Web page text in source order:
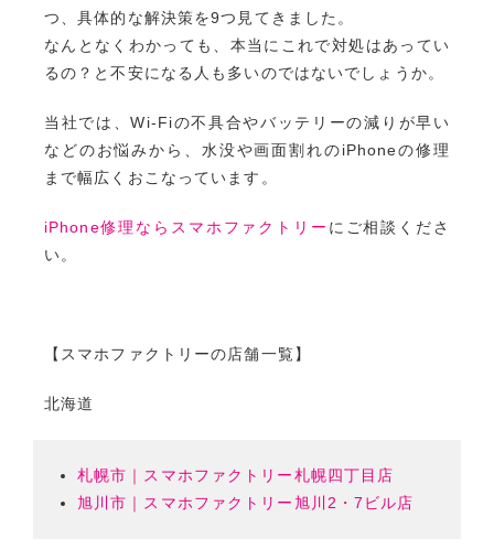
つ、具体的な解決策を9つ見てきました。
なんとなくわかっても、本当にこれで対処はあってい
るの？と不安になる人も多いのではないでしょうか。
当社では、Wi-Fiの不具合やバッテリーの減りが早い
などのお悩みから、水没や画面割れのiPhoneの修理
まで幅広くおこなっています。
iPhone修理ならスマホファクトリー にご相談くださ
い。
【スマホファクトリーの店舗一覧】
北海道
札幌市｜スマホファクトリー札幌四丁目店
旭川市｜スマホファクトリー旭川2・7ビル店